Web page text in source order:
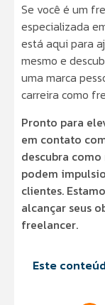
Se você é um
especializada
está aqui para
mesmo e
uma marca
carreira como
Pronto para
em contato
descubra
podem
clientes.
alcançar seus
freelancer.
Este